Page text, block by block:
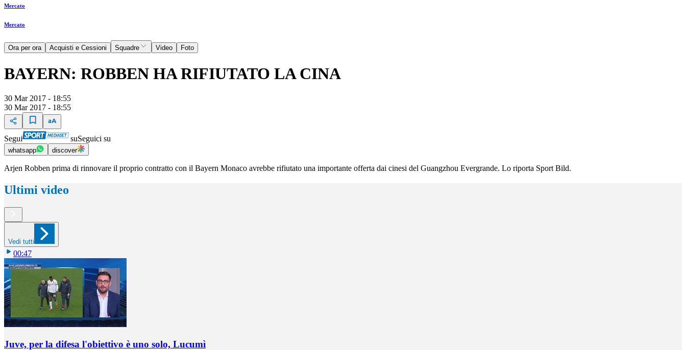
Mercato
Mercato
Ora per ora Acquisti e Cessioni Squadre Video Foto
BAYERN: ROBBEN HA RIFIUTATO LA CINA
30 Mar 2017 - 18:55
30 Mar 2017 - 18:55
Segui suSeguici su
whatsapp discover
Arjen Robben prima di rinnovare il proprio contratto con il Bayern Monaco avrebbe rifiutato una importante offerta dai cinesi del Guangzhou Evergrande. Lo riporta Sport Bild.
Ultimi video
Vedi tutti
00:47
Juve, per la difesa l'obiettivo è uno solo, Lucumì